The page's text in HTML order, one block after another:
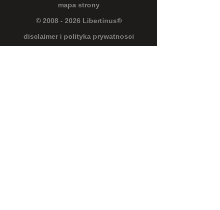
mapa strony
© 2008 - 2026 Libertinus®
disclaimer i polityka prywatnosci